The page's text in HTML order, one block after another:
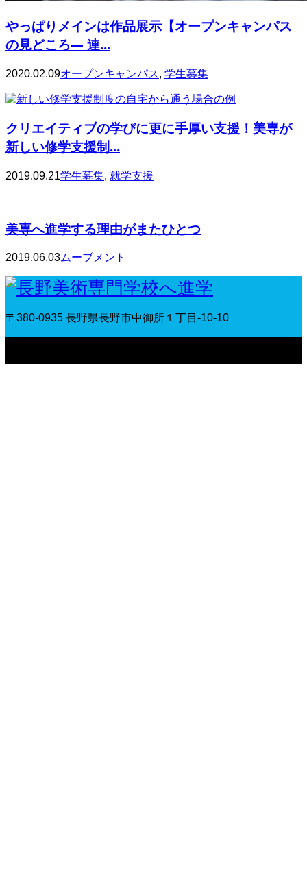
やっぱりメインは作品展示【オープンキャンパス
の見どころ— 連...
2020.02.09オープンキャンパス, 学生募集
クリエイティブの学びに更に手厚い支援！美専が
新しい修学支援制...
2019.09.21学生募集, 就学支援
美専へ進学する理由がまたひとつ
2019.06.03ムーブメント
〒380-0935 長野県長野市中御所１丁目-10-10